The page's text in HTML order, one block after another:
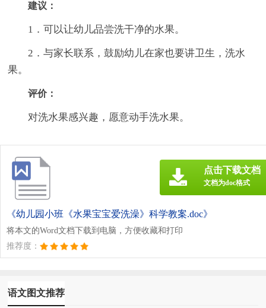
建议：
1．可以让幼儿品尝洗干净的水果。
2．与家长联系，鼓励幼儿在家也要讲卫生，洗水
果。
评价：
对洗水果感兴趣，愿意动手洗水果。
《幼儿园小班《水果宝宝爱洗澡》科学教案.doc》
将本文的Word文档下载到电脑，方便收藏和打印
推荐度：
点击下载文档
文档为doc格式
语文图文推荐